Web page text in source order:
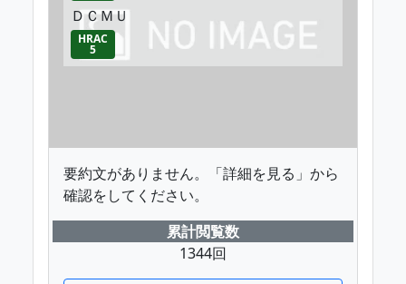
ＤＣＭＵ
HRAC
5
要約文がありません。「詳細を見る」から
確認をしてください。
累計閲覧数
1344回